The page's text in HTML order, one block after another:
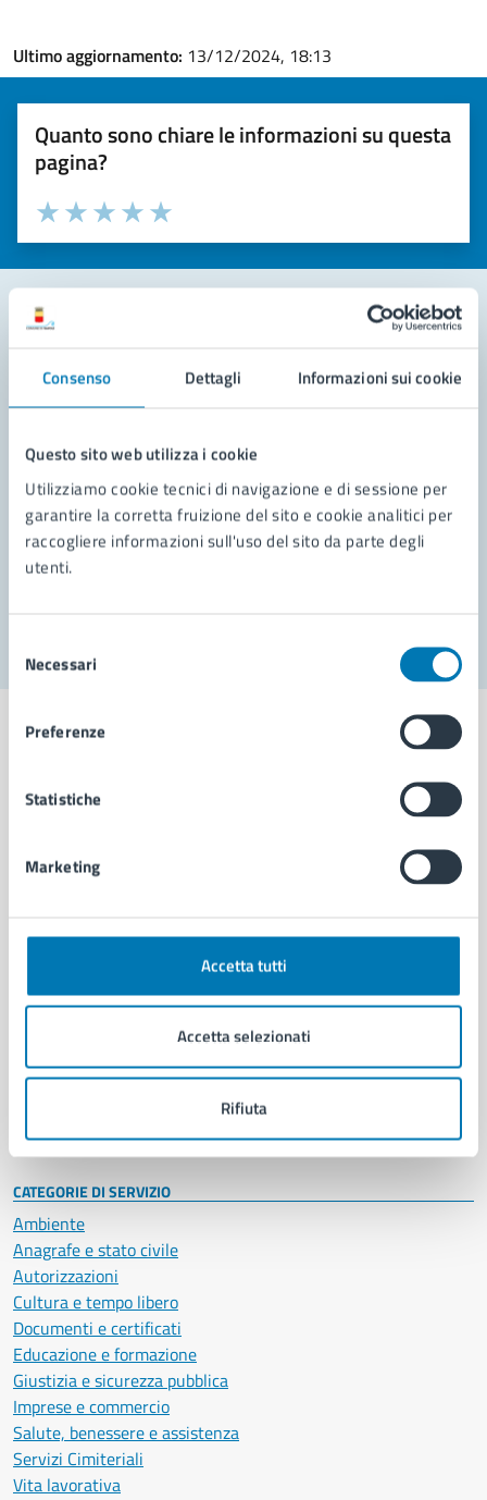
Consenso Dettagli Informazioni sui cookie
Questo sito web utilizza i cookie
Utilizziamo cookie tecnici di navigazione e di sessione per
garantire la corretta fruizione del sito e cookie analitici per
raccogliere informazioni sull'uso del sito da parte degli
utenti.
delNecessari
Preferenze
Statistiche
Marketing
Accetta tutti
Accetta selezionati
Rifiuta
Ultimo aggiornamento: 13/12/2024, 18:13
Quanto sono chiare le informazioni su questa
pagina?
Valuta la chiarezza delle informazioni (da 1 a 5 stelle)
Seleziona il numero di stelle per valutare la chiarezza delle
Valuta 5 stelle su 5
Valuta 4 stelle su 5
Valuta 3 stelle su 5
Valuta 2 stelle su 5
Valuta 1 stelle su 5
Leggi le domande frequenti
Richiedi assistenza
Prenota appuntamento
Problemi in città
Comune di Napoli
AMMINISTRAZIONE
Organi di governo
Enti e fondazioni
Personale amministrativo
Intranet, posta aziendale e protocollo
CATEGORIE DI SERVIZIO
Ambiente
Anagrafe e stato civile
Autorizzazioni
Cultura e tempo libero
Documenti e certificati
Educazione e formazione
Giustizia e sicurezza pubblica
Imprese e commercio
Salute, benessere e assistenza
Servizi Cimiteriali
Vita lavorativa